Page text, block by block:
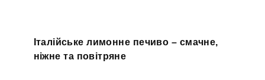
Італійське лимонне печиво – смачне,
ніжне та повітряне